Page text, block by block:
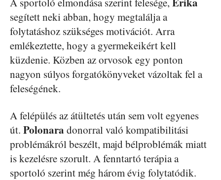
segített neki abban, hogy megtalálja a
folytatáshoz szükséges motivációt. Arra
emlékeztette, hogy a gyermekeikért kell
küzdenie. Közben az orvosok egy ponton
nagyon súlyos forgatókönyveket vázoltak fel a
feleségének.
A felépülés az átültetés után sem volt egyenes
út. Polonara donorral való kompatibilitási
problémákról beszélt, majd bélproblémák miatt
is kezelésre szorult. A fenntartó terápia a
sportoló szerint még három évig folytatódik.